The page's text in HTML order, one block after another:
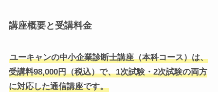
講座概要と受講料金
ユーキャンの中小企業診断士講座（本科コース）は、
受講料98,000円（税込）で、1次試験・2次試験の両方
に対応した通信講座です。